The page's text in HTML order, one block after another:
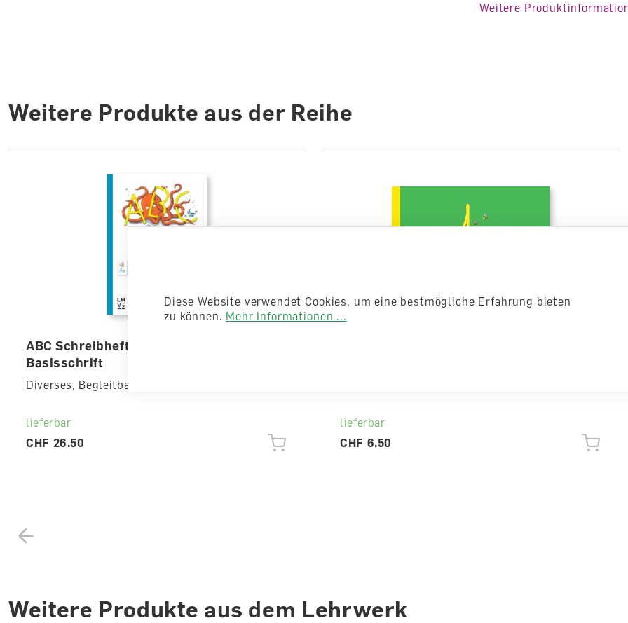
Weitere
Weitere Produkte aus der Reihe
ABC Schreibheft Buchstabenset
Basisschrift
Diverses, Begleitband für Lehrperson
lieferbar
CHF 26.50
lieferbar
CHF 6.50
Weitere Produkte aus dem Lehrwerk
Diese Website verwendet Cookies, um eine bestmögliche Erfahrung bieten
zu können. Mehr Informationen ...